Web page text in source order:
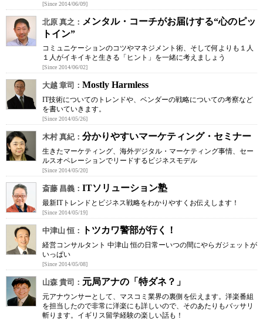
[Since 2014/06/09]
北原 真之： メンタル・コーチがお届けする“心のピッ
トイン”
コミュニケーションのコツやマネジメント術、そして何よりも１人
１人がイキイキと生きる「ヒント」を一緒に考えましょう
[Since 2014/06/02]
大越 章司： Mostly Harmless
IT技術についてのトレンドや、ベンダーの戦略についての考察など
を書いていきます。
[Since 2014/05/26]
木村 真紀： 分かりやすいマーケティング・セミナー
生きたマーケティング、海外デジタル・マーケティング事情、セー
ルスオペレーションでリードするビジネスモデル
[Since 2014/05/20]
斎藤 昌義： ITソリューション塾
最新ITトレンドとビジネス戦略をわかりやすくお伝えします！
[Since 2014/05/19]
中津山 恒： トツカワ警部が行く！
経営コンサルタント 中津山 恒の日常ーいつの間にやらガジェットが
いっぱい
[Since 2014/05/08]
山森 貴司： 元局アナの「特ダネ？」
元アナウンサーとして、マスコミ業界の裏側を伝えます。洋楽番組
を担当したので非常に洋楽にも詳しいので、そのあたりもバッサリ
斬ります。イギリス留学経験の楽しい話も！